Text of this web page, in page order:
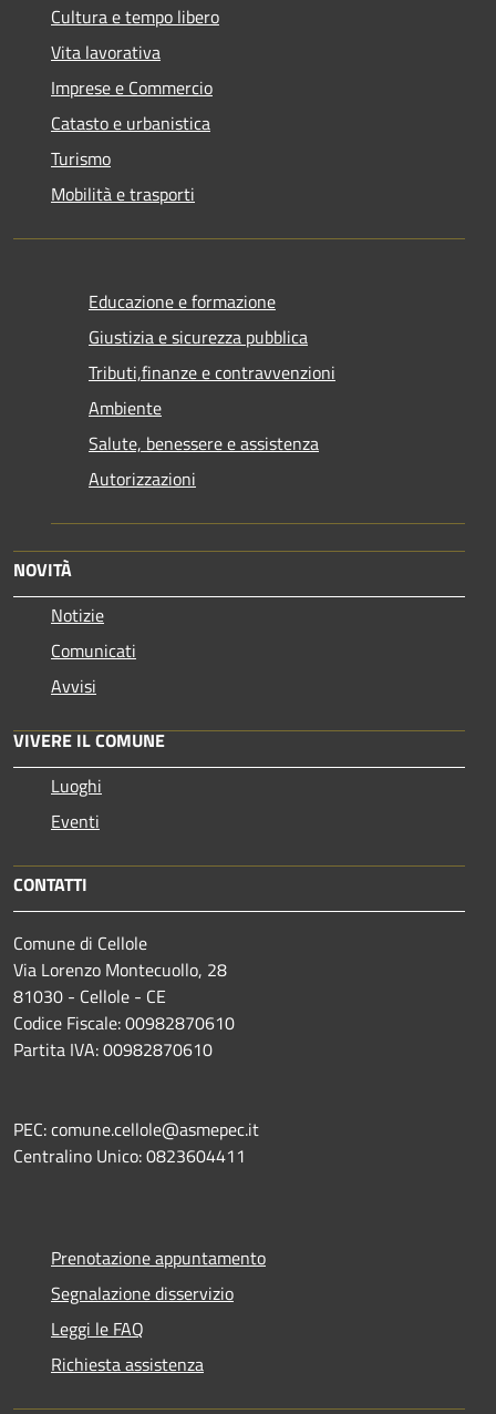
Cultura e tempo libero
Vita lavorativa
Imprese e Commercio
Catasto e urbanistica
Turismo
Mobilità e trasporti
Educazione e formazione
Giustizia e sicurezza pubblica
Tributi,finanze e contravvenzioni
Ambiente
Salute, benessere e assistenza
Autorizzazioni
NOVITÀ
Notizie
Comunicati
Avvisi
VIVERE IL COMUNE
Luoghi
Eventi
CONTATTI
Comune di Cellole
Via Lorenzo Montecuollo, 28
81030 - Cellole - CE
Codice Fiscale: 00982870610
Partita IVA: 00982870610
PEC: comune.cellole@asmepec.it
Centralino Unico: 0823604411
Prenotazione appuntamento
Segnalazione disservizio
Leggi le FAQ
Richiesta assistenza